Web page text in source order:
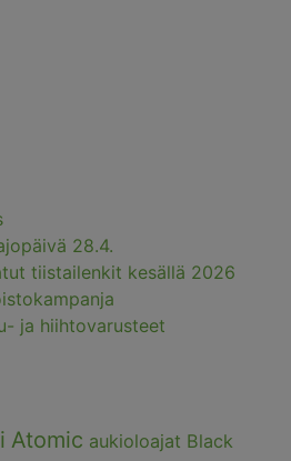
28.4.
tiistailenkit kesällä 2026
ja hiihtovarusteet
Atomic aukioloajat Black